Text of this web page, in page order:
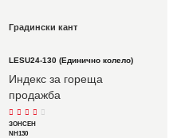
Градински кант
LESU24-130 (Единично колело)
Индекс за гореща
продажба
ЗОНСЕН
NH130